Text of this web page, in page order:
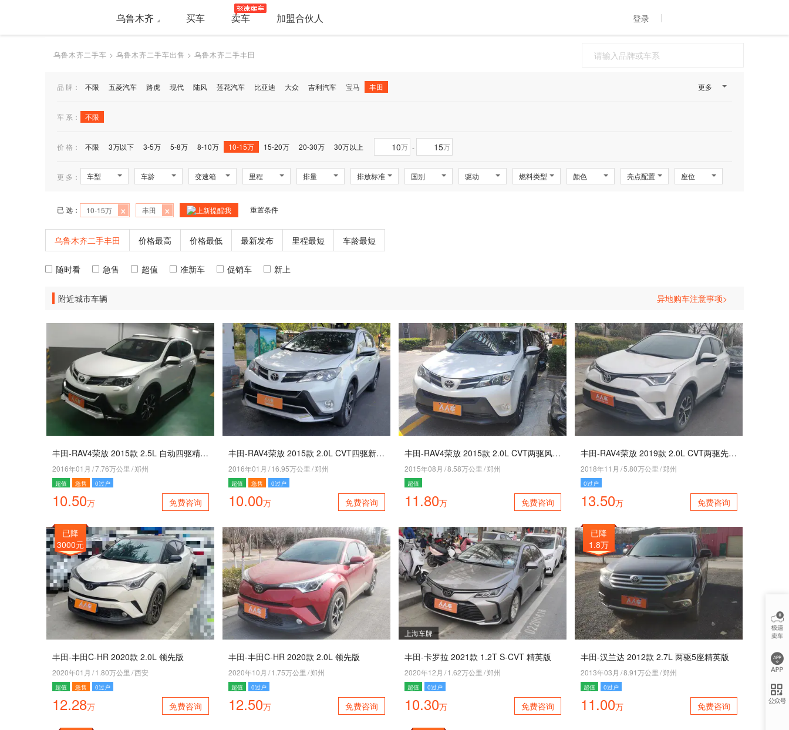
乌鲁木齐 买车 卖车 加盟合伙人 登录
乌鲁木齐二手车 > 乌鲁木齐二手车出售 > 乌鲁木齐二手丰田
品 牌： 不限 五菱汽车 路虎 现代 陆风 莲花汽车 比亚迪 大众 吉利汽车 宝马 丰田 更多
车 系： 不限
价 格： 不限 3万以下 3-5万 5-8万 8-10万 10-15万 15-20万 20-30万 30万以上 万 - 万
更 多： 车型 车龄 变速箱 里程 排量 排放标准 国别 驱动 燃料类型 颜色 亮点配置 座位
已 选： 10-15万 × 丰田 × 上新提醒我 重置条件
乌鲁木齐二手丰田 价格最高 价格最低 最新发布 里程最短 车龄最短
随时看 急售 超值 准新车 促销车 新上
附近城市车辆 异地购车注意事项>
丰田-RAV4荣放 2015款 2.5L 自动四驱精英版
2016年01月 /7.76万公里 /郑州
超值 急售 0过户
10.50万 免费咨询
丰田-RAV4荣放 2015款 2.0L CVT四驱新锐版
2016年01月 /16.95万公里 /郑州
超值 急售 0过户
10.00万 免费咨询
丰田-RAV4荣放 2015款 2.0L CVT两驱风尚版
2015年08月 /8.58万公里 /郑州
超值
11.80万 免费咨询
丰田-RAV4荣放 2019款 2.0L CVT两驱先锋版
2018年11月 /5.80万公里 /郑州
0过户
13.50万 免费咨询
已降
3000元
丰田-丰田C-HR 2020款 2.0L 领先版
2020年01月 /1.80万公里 /西安
超值 急售 0过户
12.28万 免费咨询
丰田-丰田C-HR 2020款 2.0L 领先版
2020年10月 /1.75万公里 /郑州
超值 0过户
12.50万 免费咨询
上海车牌
丰田-卡罗拉 2021款 1.2T S-CVT 精英版
2020年12月 /1.62万公里 /郑州
超值 0过户
10.30万 免费咨询
已降
1.8万
丰田-汉兰达 2012款 2.7L 两驱5座精英版
2013年03月 /8.91万公里 /郑州
超值 0过户
11.00万 免费咨询